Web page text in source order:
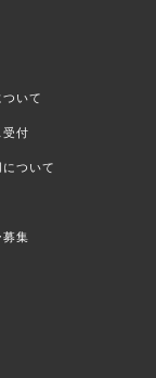
いて
受付
ついて
募集